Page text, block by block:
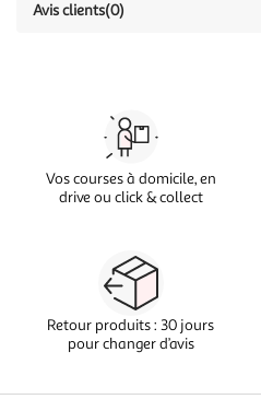
Avis clients(0)
Vos courses à domicile, en
drive ou click & collect
Retour produits : 30 jours
pour changer d’avis